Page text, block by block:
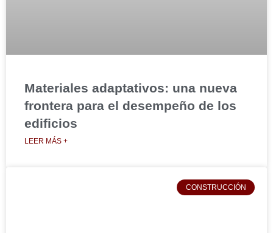
Materiales adaptativos: una nueva
frontera para el desempeño de los
edificios
LEER MÁS +
CONSTRUCCIÓN